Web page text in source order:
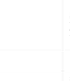
ス
キ